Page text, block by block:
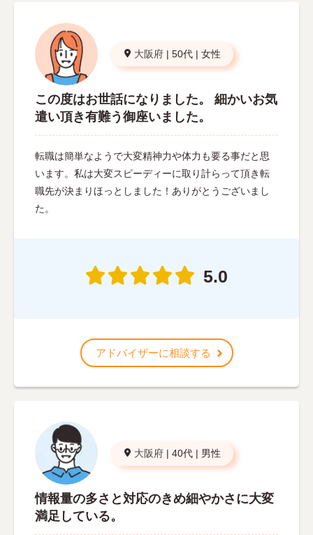
大阪府 | 50代 | 女性
この度はお世話になりました。 細かいお気
遣い頂き有難う御座いました。
転職は簡単なようで大変精神力や体力も要る事だと思
います。私は大変スピーディーに取り計らって頂き転
職先が決まりほっとしました！ありがとうございまし
た。
5.0
アドバイザーに相談する
大阪府 | 40代 | 男性
情報量の多さと対応のきめ細やかさに大変
満足している。